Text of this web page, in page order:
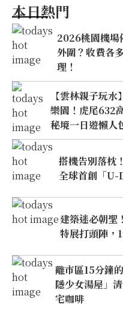
本日熱門
2026桃園機場
外圍？收費各
理！
【雲林親子玩
樂園！虎尾632
秘境一日遊懶人
搭機告別落枕
全球首創「
建築迷必朝聖
特展打頭陣，
離市區15分鐘
隱少女湯屋」
宅咖啡